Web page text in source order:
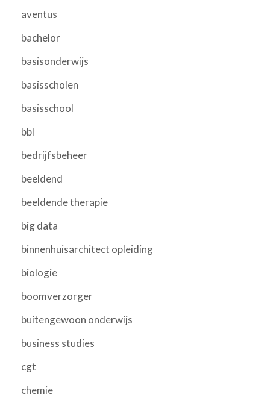
aventus
bachelor
basisonderwijs
basisscholen
basisschool
bbl
bedrijfsbeheer
beeldend
beeldende therapie
big data
binnenhuisarchitect opleiding
biologie
boomverzorger
buitengewoon onderwijs
business studies
cgt
chemie